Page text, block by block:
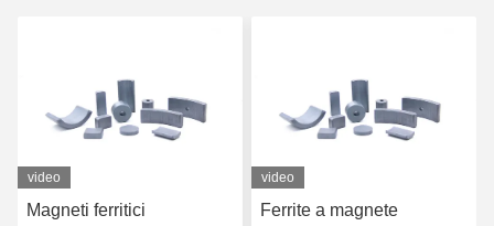
video
Magneti ferritici
video
Ferrite a magnete